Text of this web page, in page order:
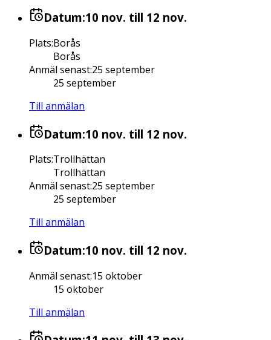
Datum:10 nov. till 12 nov.
Plats:Borås
Borås
Anmäl senast:25 september
25 september
Till anmälan
Datum:10 nov. till 12 nov.
Plats:Trollhättan
Trollhättan
Anmäl senast:25 september
25 september
Till anmälan
Datum:10 nov. till 12 nov.
Anmäl senast:15 oktober
15 oktober
Till anmälan